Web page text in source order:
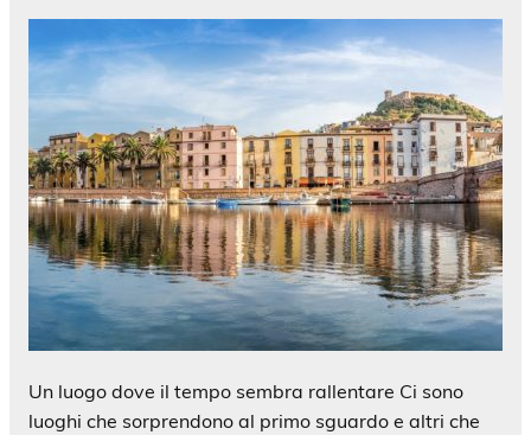
Un luogo dove il tempo sembra rallentare Ci sono
luoghi che sorprendono al primo sguardo e altri che